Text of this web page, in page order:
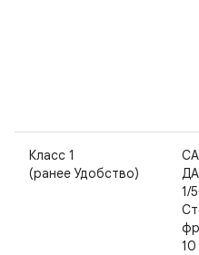
Класс 1
(ранее Удобство)
1/
10